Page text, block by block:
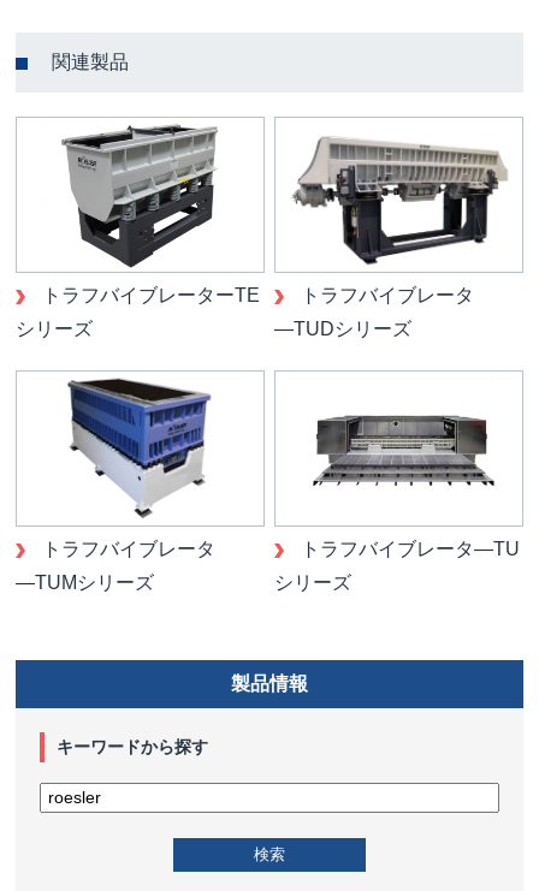
関連製品
トラフバイブレーターTE
シリーズ
トラフバイブレータ
―TUDシリーズ
トラフバイブレータ
―TUMシリーズ
トラフバイブレータ―TU
シリーズ
製品情報
キーワードから探す